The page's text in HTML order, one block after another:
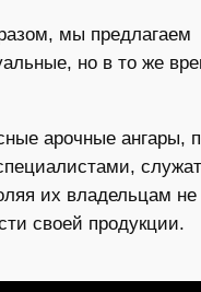
мы предлагаем
но в то же
арочные ангары,
их владельцам не
своей продукции.